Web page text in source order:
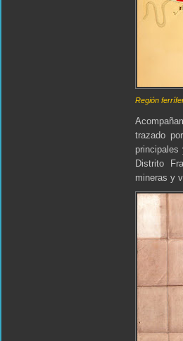
Región
trazado
principales
Distrito
mineras y